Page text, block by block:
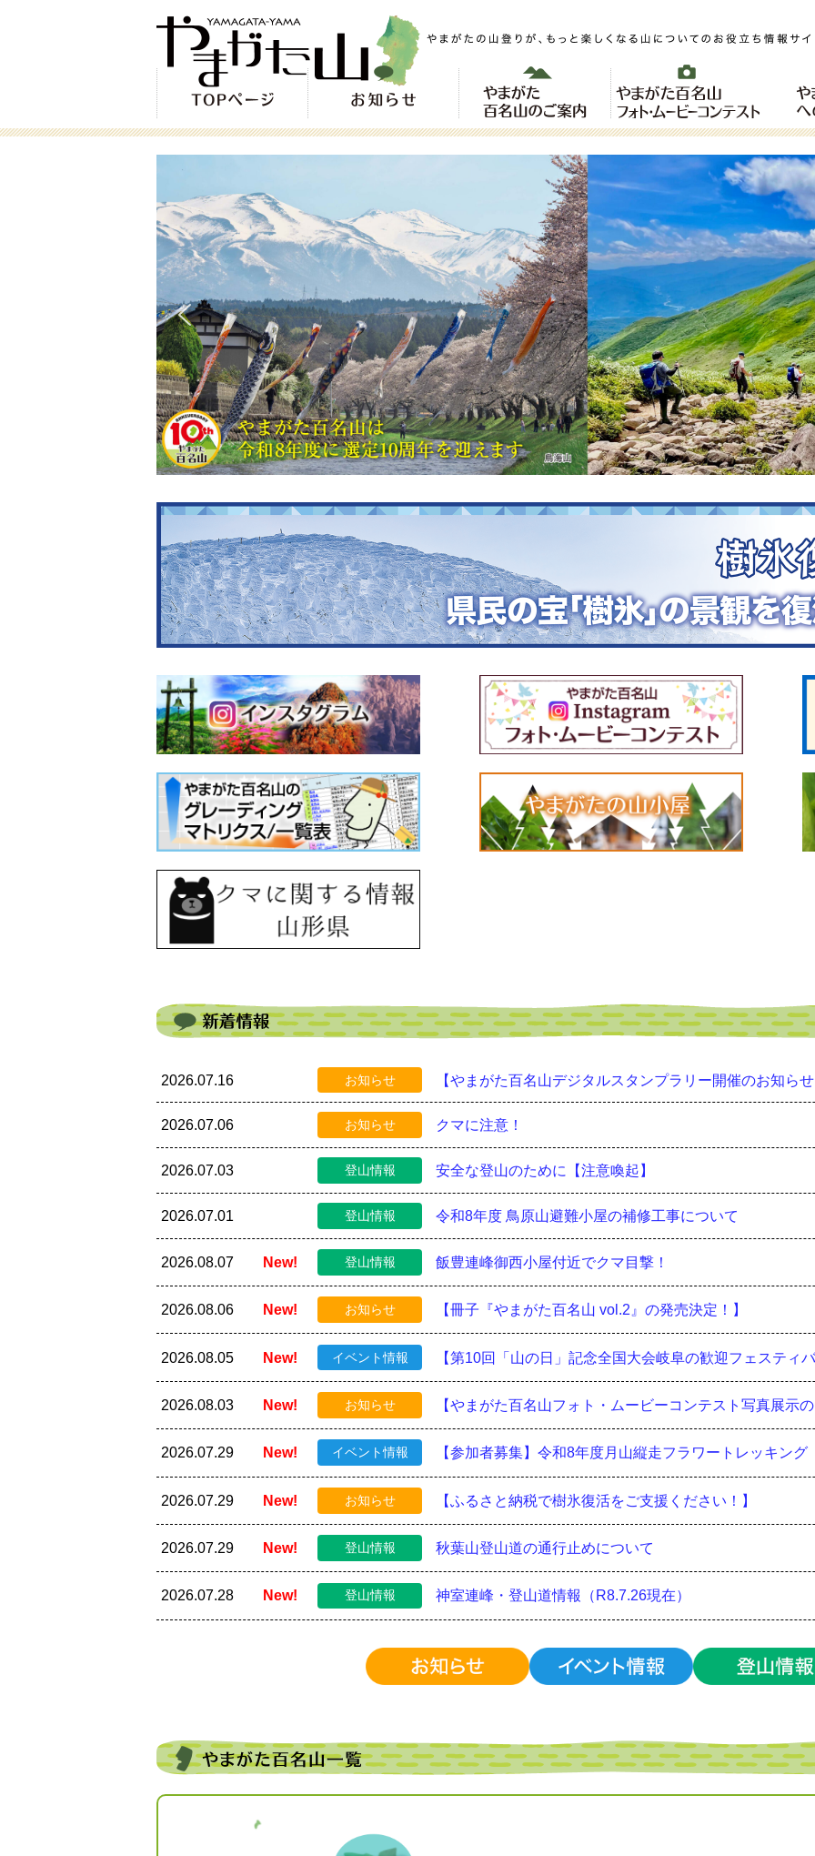
2026.07.16 お知らせ 【やまがた百名山デジタルスタンプラリー開催のお知ら
2026.07.06 お知らせ クマに注意！
2026.07.03 登山情報 安全な登山のために【注意喚起】
2026.07.01 登山情報 令和8年度 鳥原山避難小屋の補修工事について
2026.08.07 New! 登山情報 飯豊連峰御西小屋付近でクマ目撃！
2026.08.06 New! お知らせ 【冊子『やまがた百名山 vol.2』の発売決定！】
2026.08.05 New! イベント情報 【第10回「山の日」記念全国大会岐阜の歓迎フェスティ
2026.08.03 New! お知らせ 【やまがた百名山フォト・ムービーコンテスト写真展示
2026.07.29 New! イベント情報 【参加者募集】令和8年度月山縦走フラワートレッキング
2026.07.29 New! お知らせ 【ふるさと納税で樹氷復活をご支援ください！】
2026.07.29 New! 登山情報 秋葉山登山道の通行止めについて
2026.07.28 New! 登山情報 神室連峰・登山道情報（R8.7.26現在）